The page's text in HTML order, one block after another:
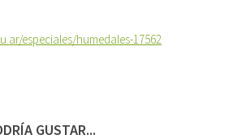
especiales/humedales-17562
GUSTAR...